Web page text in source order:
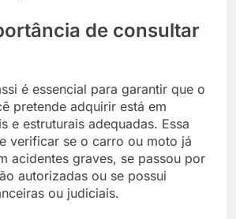
de consultar
é essencial para garantir que o
pretende adquirir está em
e estruturais adequadas. Essa
verificar se o carro ou moto já
acidentes graves, se passou por
autorizadas ou se possui
ou judiciais.